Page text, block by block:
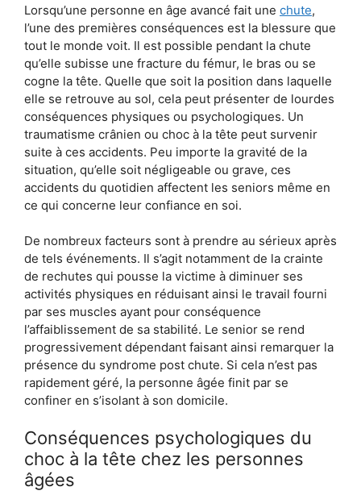
Lorsqu’une personne en âge avancé fait une chute,
l’une des premières conséquences est la blessure que
tout le monde voit. Il est possible pendant la chute
qu’elle subisse une fracture du fémur, le bras ou se
cogne la tête. Quelle que soit la position dans laquelle
elle se retrouve au sol, cela peut présenter de lourdes
conséquences physiques ou psychologiques. Un
traumatisme crânien ou choc à la tête peut survenir
suite à ces accidents. Peu importe la gravité de la
situation, qu’elle soit négligeable ou grave, ces
accidents du quotidien affectent les seniors même en
ce qui concerne leur confiance en soi.
De nombreux facteurs sont à prendre au sérieux après
de tels événements. Il s’agit notamment de la crainte
de rechutes qui pousse la victime à diminuer ses
activités physiques en réduisant ainsi le travail fourni
par ses muscles ayant pour conséquence
l’affaiblissement de sa stabilité. Le senior se rend
progressivement dépendant faisant ainsi remarquer la
présence du syndrome post chute. Si cela n’est pas
rapidement géré, la personne âgée finit par se
confiner en s’isolant à son domicile.
Conséquences psychologiques du
choc à la tête chez les personnes
âgées